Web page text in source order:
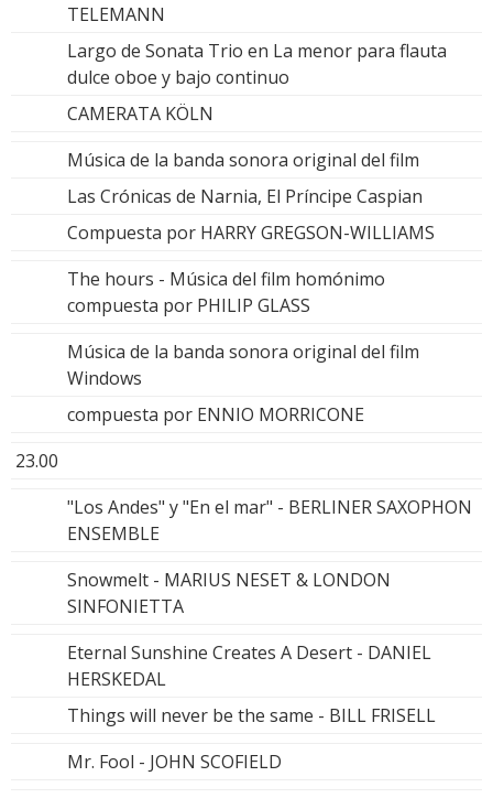
TELEMANN
Largo de Sonata Trio en La menor para flauta
dulce oboe y bajo continuo
CAMERATA KÖLN
Música de la banda sonora original del film
Las Crónicas de Narnia, El Príncipe Caspian
Compuesta por HARRY GREGSON-WILLIAMS
The hours - Música del film homónimo
compuesta por PHILIP GLASS
Música de la banda sonora original del film
Windows
compuesta por ENNIO MORRICONE
23.00
"Los Andes" y "En el mar" - BERLINER SAXOPHON
ENSEMBLE
Snowmelt - MARIUS NESET & LONDON
SINFONIETTA
Eternal Sunshine Creates A Desert - DANIEL
HERSKEDAL
Things will never be the same - BILL FRISELL
Mr. Fool - JOHN SCOFIELD